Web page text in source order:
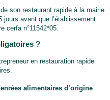
de son restaurant rapide à la mairie
jours avant que l’établissement
cerfa n°11542*05.
?
en restauration rapide
alimentaires d’origine